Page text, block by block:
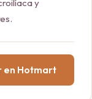
y
en Hotmart